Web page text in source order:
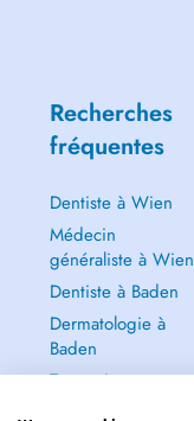
Recherches
fréquentes
Dentiste à Wien
Médecin
généraliste à Wien
Dentiste à Baden
Dermatologie à
Baden
Tout voir →